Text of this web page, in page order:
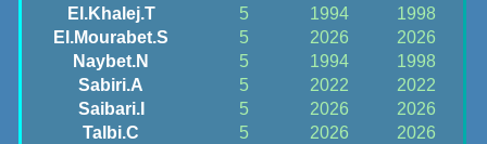
El.Khalej.T
5 1994
1998
El.Mourabet.S
5 2026
2026
Naybet.N
5 1994
1998
Sabiri.A
5 2022
2022
Saibari.I
5 2026
2026
Talbi.C
5 2026
2026